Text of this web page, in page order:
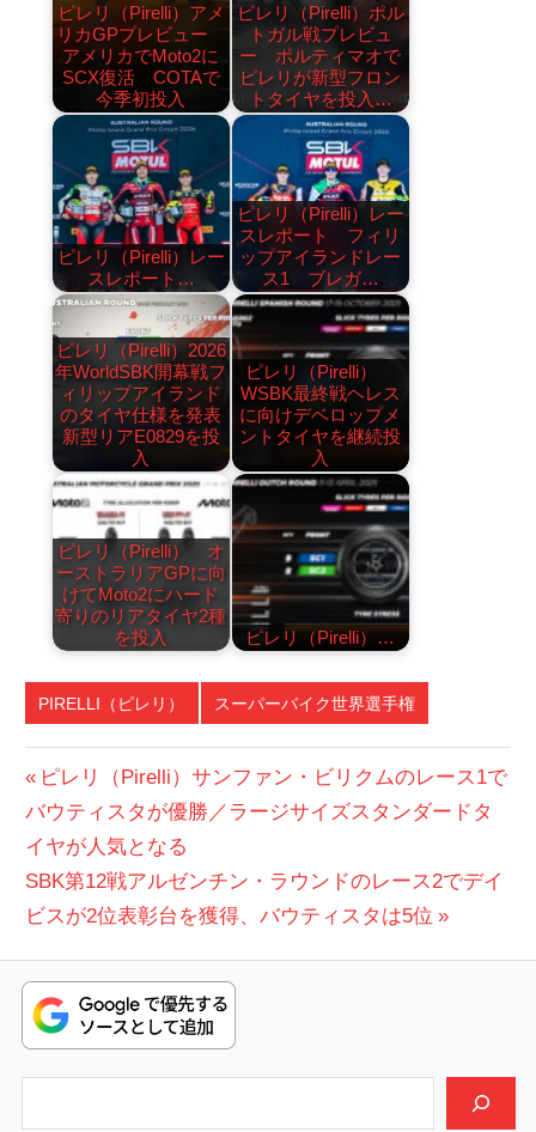
ピレリ（Pirelli）アメ
リカGPプレビュー
アメリカでMoto2に
SCX復活 COTAで
今季初投入
ピレリ（Pirelli）ポル
トガル戦プレビュ
ー ポルティマオで
ピレリが新型フロン
トタイヤを投入…
ピレリ（Pirelli）レー
スレポート…
ピレリ（Pirelli）レー
スレポート フィリ
ップアイランドレー
ス1 ブレガ…
ピレリ（Pirelli）2026
年WorldSBK開幕戦フ
ィリップアイランド
のタイヤ仕様を発表
新型リアE0829を投
入
ピレリ（Pirelli）
WSBK最終戦ヘレス
に向けデベロップメ
ントタイヤを継続投
入
ピレリ（Pirelli） オ
ーストラリアGPに向
けてMoto2にハード
寄りのリアタイヤ2種
を投入
ピレリ（Pirelli）…
PIRELLI（ピレリ） スーパーバイク世界選手権
投
稿
ナ
ビ
ゲ
ー
前
の
投
稿:
ピレリ（Pirelli）サンファン・ビリクムのレース1で
バウティスタが優勝／ラージサイズスタンダードタ
イヤが人気となる
次
の
稿:
SBK第12戦アルゼンチン・ラウンドのレース2でデイ
ビスが2位表彰台を獲得、バウティスタは5位